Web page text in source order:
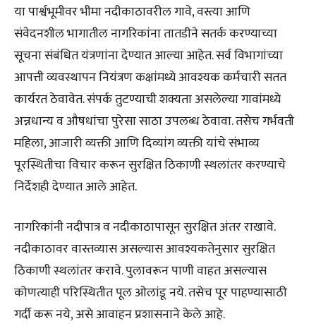
या पार्श्वभूमीवर भीमा नदीकाठावरील गावे, वस्त्या आणि
संवेदनशील भागातील नागरिकांना तातडीने सतर्क करण्याच्या
सूचना संबंधित यंत्रणांना देण्यात आल्या आहेत. सर्व विभागांच्या
आपत्ती व्यवस्थापन नियंत्रण कक्षांमध्ये आवश्यक कर्मचारी सतत
कार्यरत ठेवावेत. संपर्क तुटण्याची शक्यता असलेल्या गावांमध्ये
अन्नधान्य व औषधांचा पुरेसा साठा उपलब्ध ठेवावा. तसेच गर्भवती
महिला, आजारी व्यक्ती आणि दिव्यांग व्यक्ती यांचे संभाव्य
पूरस्थितीचा विचार करून सुरक्षित ठिकाणी स्थलांतर करण्याचे
निर्देशही देण्यात आले आहेत.
नागरिकांनी नदीपात्र व नदीकाठापासून सुरक्षित अंतर राखावे.
नदीकाठावर वास्तव्यास असल्यास आवश्यकतेनुसार सुरक्षित
ठिकाणी स्थलांतर करावे. पुलावरून पाणी वाहत असल्यास
कोणत्याही परिस्थितीत पूल ओलांडू नये. तसेच पूर पाहण्यासाठी
गर्दी करू नये, असे आवाहन प्रशासनाने केले आहे.